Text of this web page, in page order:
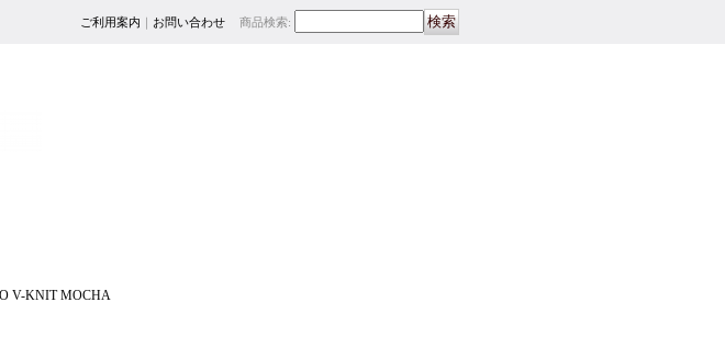
ご利用案内 ｜ お問い合わせ 商品検索:
V-KNIT MOCHA